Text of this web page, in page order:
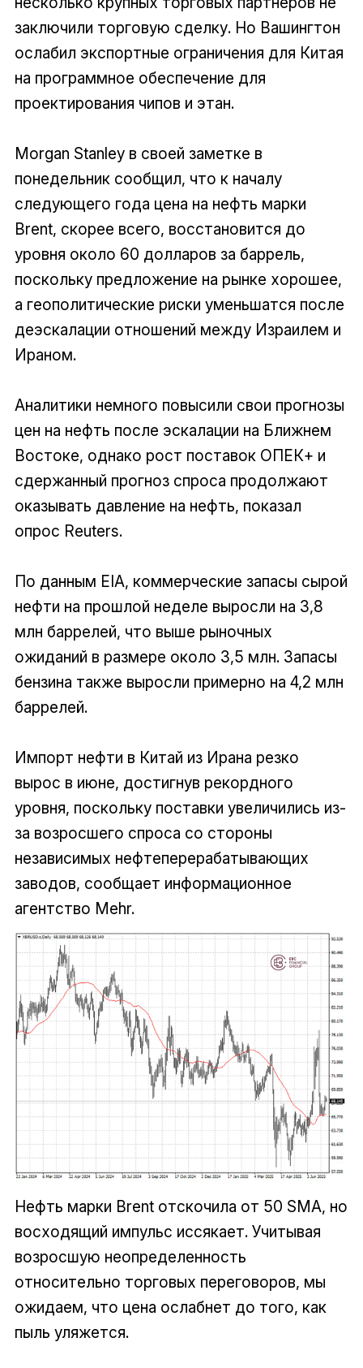
заключили торговую сделку. Но Вашингтон
ослабил экспортные ограничения для Китая
на программное обеспечение для
проектирования чипов и этан.
Morgan Stanley в своей заметке в
понедельник сообщил, что к началу
следующего года цена на нефть марки
Brent, скорее всего, восстановится до
уровня около 60 долларов за баррель,
поскольку предложение на рынке хорошее,
а геополитические риски уменьшатся после
деэскалации отношений между Израилем и
Ираном.
Аналитики немного повысили свои прогнозы
цен на нефть после эскалации на Ближнем
Востоке, однако рост поставок ОПЕК+ и
сдержанный прогноз спроса продолжают
оказывать давление на нефть, показал
опрос Reuters.
По данным EIA, коммерческие запасы сырой
нефти на прошлой неделе выросли на 3,8
млн баррелей, что выше рыночных
ожиданий в размере около 3,5 млн. Запасы
бензина также выросли примерно на 4,2 млн
баррелей.
Импорт нефти в Китай из Ирана резко
вырос в июне, достигнув рекордного
уровня, поскольку поставки увеличились из-
за возросшего спроса со стороны
независимых нефтеперерабатывающих
заводов, сообщает информационное
агентство Mehr.
Нефть марки Brent отскочила от 50 SMA, но
восходящий импульс иссякает. Учитывая
возросшую неопределенность
относительно торговых переговоров, мы
ожидаем, что цена ослабнет до того, как
пыль уляжется.